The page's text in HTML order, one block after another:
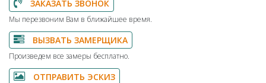
ЗАКАЗАТЬ ЗВОНОК
Мы перезвоним Вам в ближайшее время.
ВЫЗВАТЬ ЗАМЕРЩИКА
Произведем все замеры бесплатно.
ОТПРАВИТЬ ЭСКИЗ